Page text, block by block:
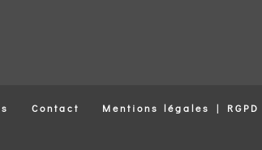
Contact
Mentions légales | RGPD